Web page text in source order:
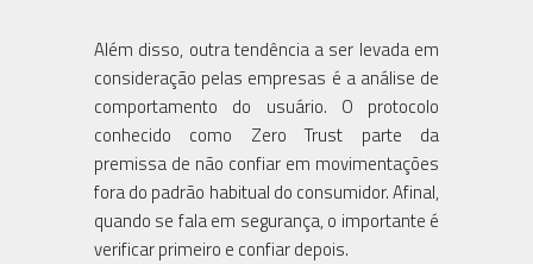
Além disso, outra tendência a ser levada em
consideração pelas empresas é a análise de
comportamento do usuário. O protocolo
conhecido como Zero Trust parte da
premissa de não confiar em movimentações
fora do padrão habitual do consumidor. Afinal,
quando se fala em segurança, o importante é
verificar primeiro e confiar depois.